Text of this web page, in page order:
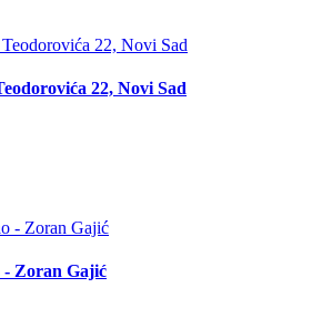
22, Novi Sad
- Zoran Gajić